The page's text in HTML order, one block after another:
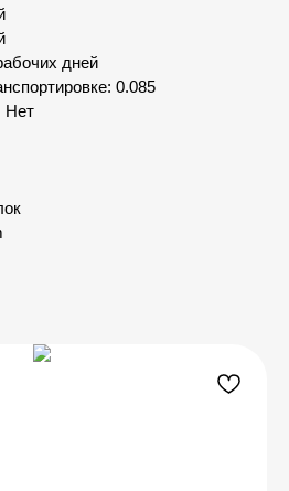
дней
0.085
Нет